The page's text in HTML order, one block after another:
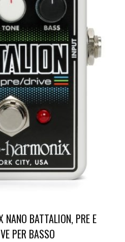
NANO BATTALION, PRE E
PER BASSO